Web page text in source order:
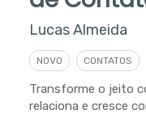
Lucas Almeida
NOVO CONTATOS
Transforme o jeito
relaciona e cresce